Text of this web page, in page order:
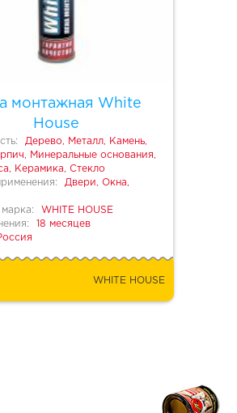
монтажная White
House
Дерево, Металл, Камень,
Минеральные основания,
Керамика, Стекло
Двери, Окна,
марка:
WHITE HOUSE
18 месяцев
WHITE HOUSE